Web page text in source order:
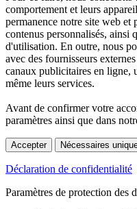
comportement et leurs
permanence notre site web et
contenus personnalisés, ainsi
d'utilisation. En outre, nous
avec des fournisseurs
canaux publicitaires en ligne,
même leurs services.
Avant de confirmer votre
paramètres ainsi que dans
Accepter Nécessaires
Déclaration de confidentialité
Paramètres de protection des